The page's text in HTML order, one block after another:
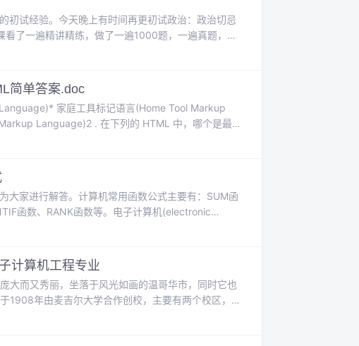
初试经验。今天晚上有时间再更初试政治：政治切忌
了一遍精讲精练，做了一遍1000题，一遍真题，一
，而且最好是只跟一个老师，肖秀荣徐涛等都可
简单答案.doc
家庭工具标记语言(Home Tool Markup
Language)2 . 在下列的 HTML 中，哪个是最大
大家进行解答。计算机常用函数公式主要有：SUM函
函数、RANK函数等。电子计算机(electronic
，可以进行数值计算、逻辑计算，具有存储记忆功
计算机工程专业
大而又秀丽，坐落于风光如画的温哥华市，同时它也
1908年由麦吉尔大学合作创校，主要有两个校区，温
史最悠久的大学，与多伦多大学，麦吉尔大学并称加